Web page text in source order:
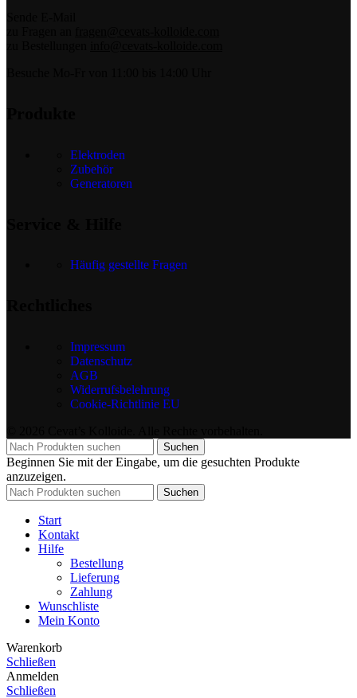
Elektroden
Zubehör
Generatoren
Häufig gestellte Fragen
Impressum
Datenschutz
AGB
Widerrufsbelehrung
Cookie-Richtlinie EU
Suchen
Beginnen Sie mit der Eingabe, um die gesuchten Produkte
anzuzeigen.
Suchen
Start
Kontakt
Hilfe
Bestellung
Lieferung
Zahlung
Wunschliste
Mein Konto
Warenkorb
Schließen
Anmelden
Schließen